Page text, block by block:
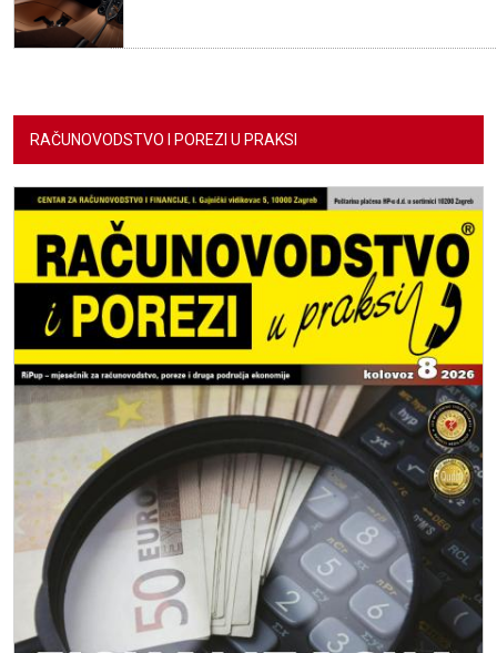
RAČUNOVODSTVO I POREZI U PRAKSI